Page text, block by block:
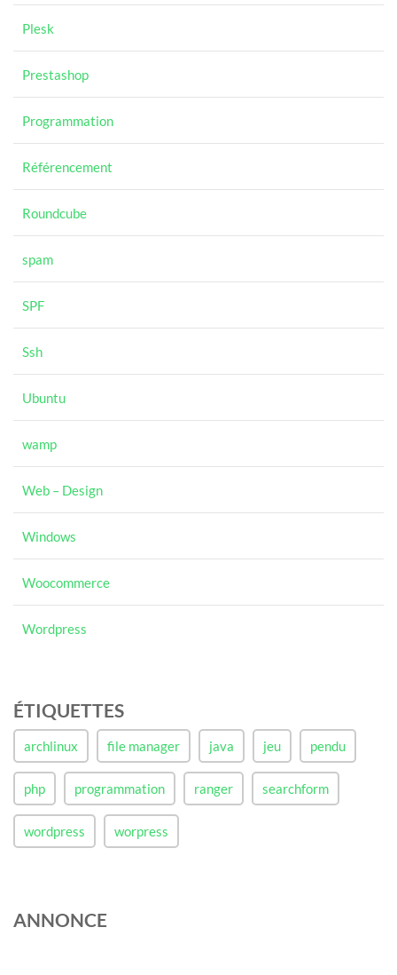
Plesk
Prestashop
Programmation
Référencement
Roundcube
spam
SPF
Ssh
Ubuntu
wamp
Web – Design
Windows
Woocommerce
Wordpress
ÉTIQUETTES
archlinux file manager java jeu pendu
php programmation ranger searchform
wordpress worpress
ANNONCE